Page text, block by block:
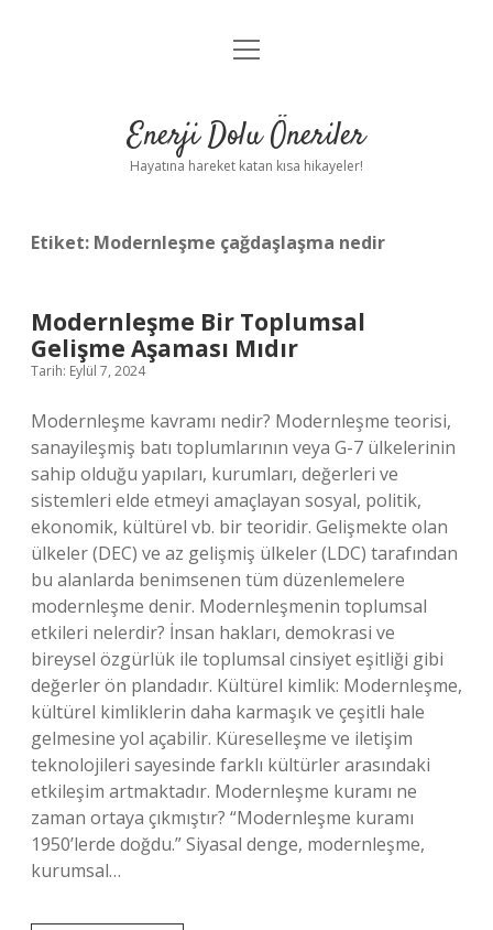
Anasayfa
Yasal Uyarı
menüyü
Enerji Dolu Öneriler
Hayatına hareket katan kısa hikayeler!
Etiket: Modernleşme çağdaşlaşma nedir
Modernleşme Bir Toplumsal
Gelişme Aşaması Mıdır
Tarih: Eylül 7, 2024
Modernleşme kavramı nedir? Modernleşme teorisi,
sanayileşmiş batı toplumlarının veya G-7 ülkelerinin
sahip olduğu yapıları, kurumları, değerleri ve
sistemleri elde etmeyi amaçlayan sosyal, politik,
ekonomik, kültürel vb. bir teoridir. Gelişmekte olan
ülkeler (DEC) ve az gelişmiş ülkeler (LDC) tarafından
bu alanlarda benimsenen tüm düzenlemelere
modernleşme denir. Modernleşmenin toplumsal
etkileri nelerdir? İnsan hakları, demokrasi ve
bireysel özgürlük ile toplumsal cinsiyet eşitliği gibi
değerler ön plandadır. Kültürel kimlik: Modernleşme,
kültürel kimliklerin daha karmaşık ve çeşitli hale
gelmesine yol açabilir. Küreselleşme ve iletişim
teknolojileri sayesinde farklı kültürler arasındaki
etkileşim artmaktadır. Modernleşme kuramı ne
zaman ortaya çıkmıştır? “Modernleşme kuramı
1950’lerde doğdu.” Siyasal denge, modernleşme,
kurumsal…